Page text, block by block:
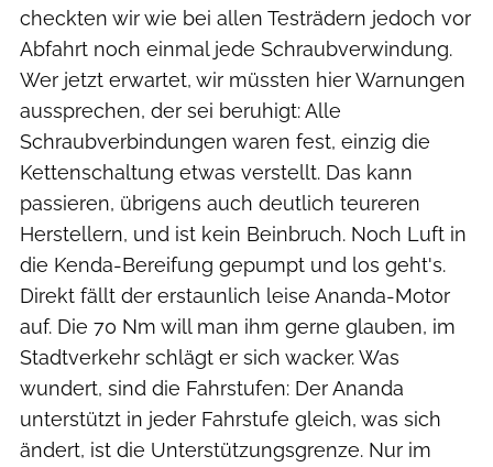
checkten wir wie bei allen Testrädern jedoch vor
Abfahrt noch einmal jede Schraubverwindung.
Wer jetzt erwartet, wir müssten hier Warnungen
aussprechen, der sei beruhigt: Alle
Schraubverbindungen waren fest, einzig die
Kettenschaltung etwas verstellt. Das kann
passieren, übrigens auch deutlich teureren
Herstellern, und ist kein Beinbruch. Noch Luft in
die Kenda-Bereifung gepumpt und los geht's.
Direkt fällt der erstaunlich leise Ananda-Motor
auf. Die 70 Nm will man ihm gerne glauben, im
Stadtverkehr schlägt er sich wacker. Was
wundert, sind die Fahrstufen: Der Ananda
unterstützt in jeder Fahrstufe gleich, was sich
ändert, ist die Unterstützungsgrenze. Nur im